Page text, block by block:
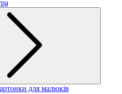
для малюків